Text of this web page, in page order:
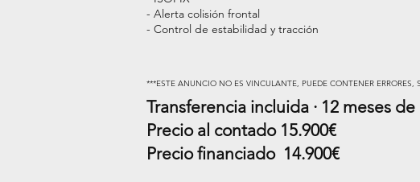
- Alerta colisión frontal
- Control de estabilidad y tracción
***ESTE ANUNCIO NO ES VINCULANTE, PUEDE CONTENER
Transferencia incluida · 12 meses
Precio al contado 15.900€
Precio financiado 14.900€